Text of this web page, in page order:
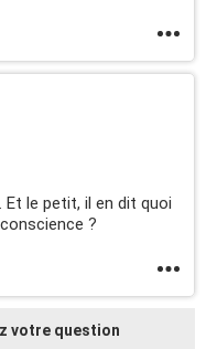
le petit, il en dit quoi
?
votre question